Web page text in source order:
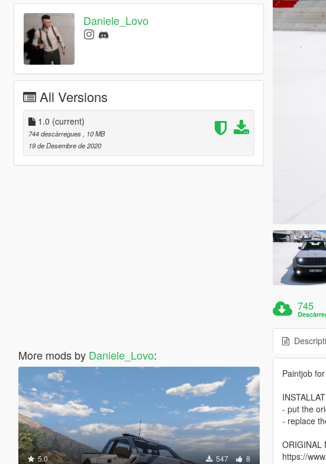
Daniele_Lovo
All Versions
1.0 (current)
744 descàrregues
, 10 MB
19 de Desembre de 2020
More mods by Daniele_Lovo:
5.0 547 8
745
Paintjob
- put the
- replace
ORIGINAL
https://